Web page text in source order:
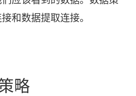
和数据提取连接。
略